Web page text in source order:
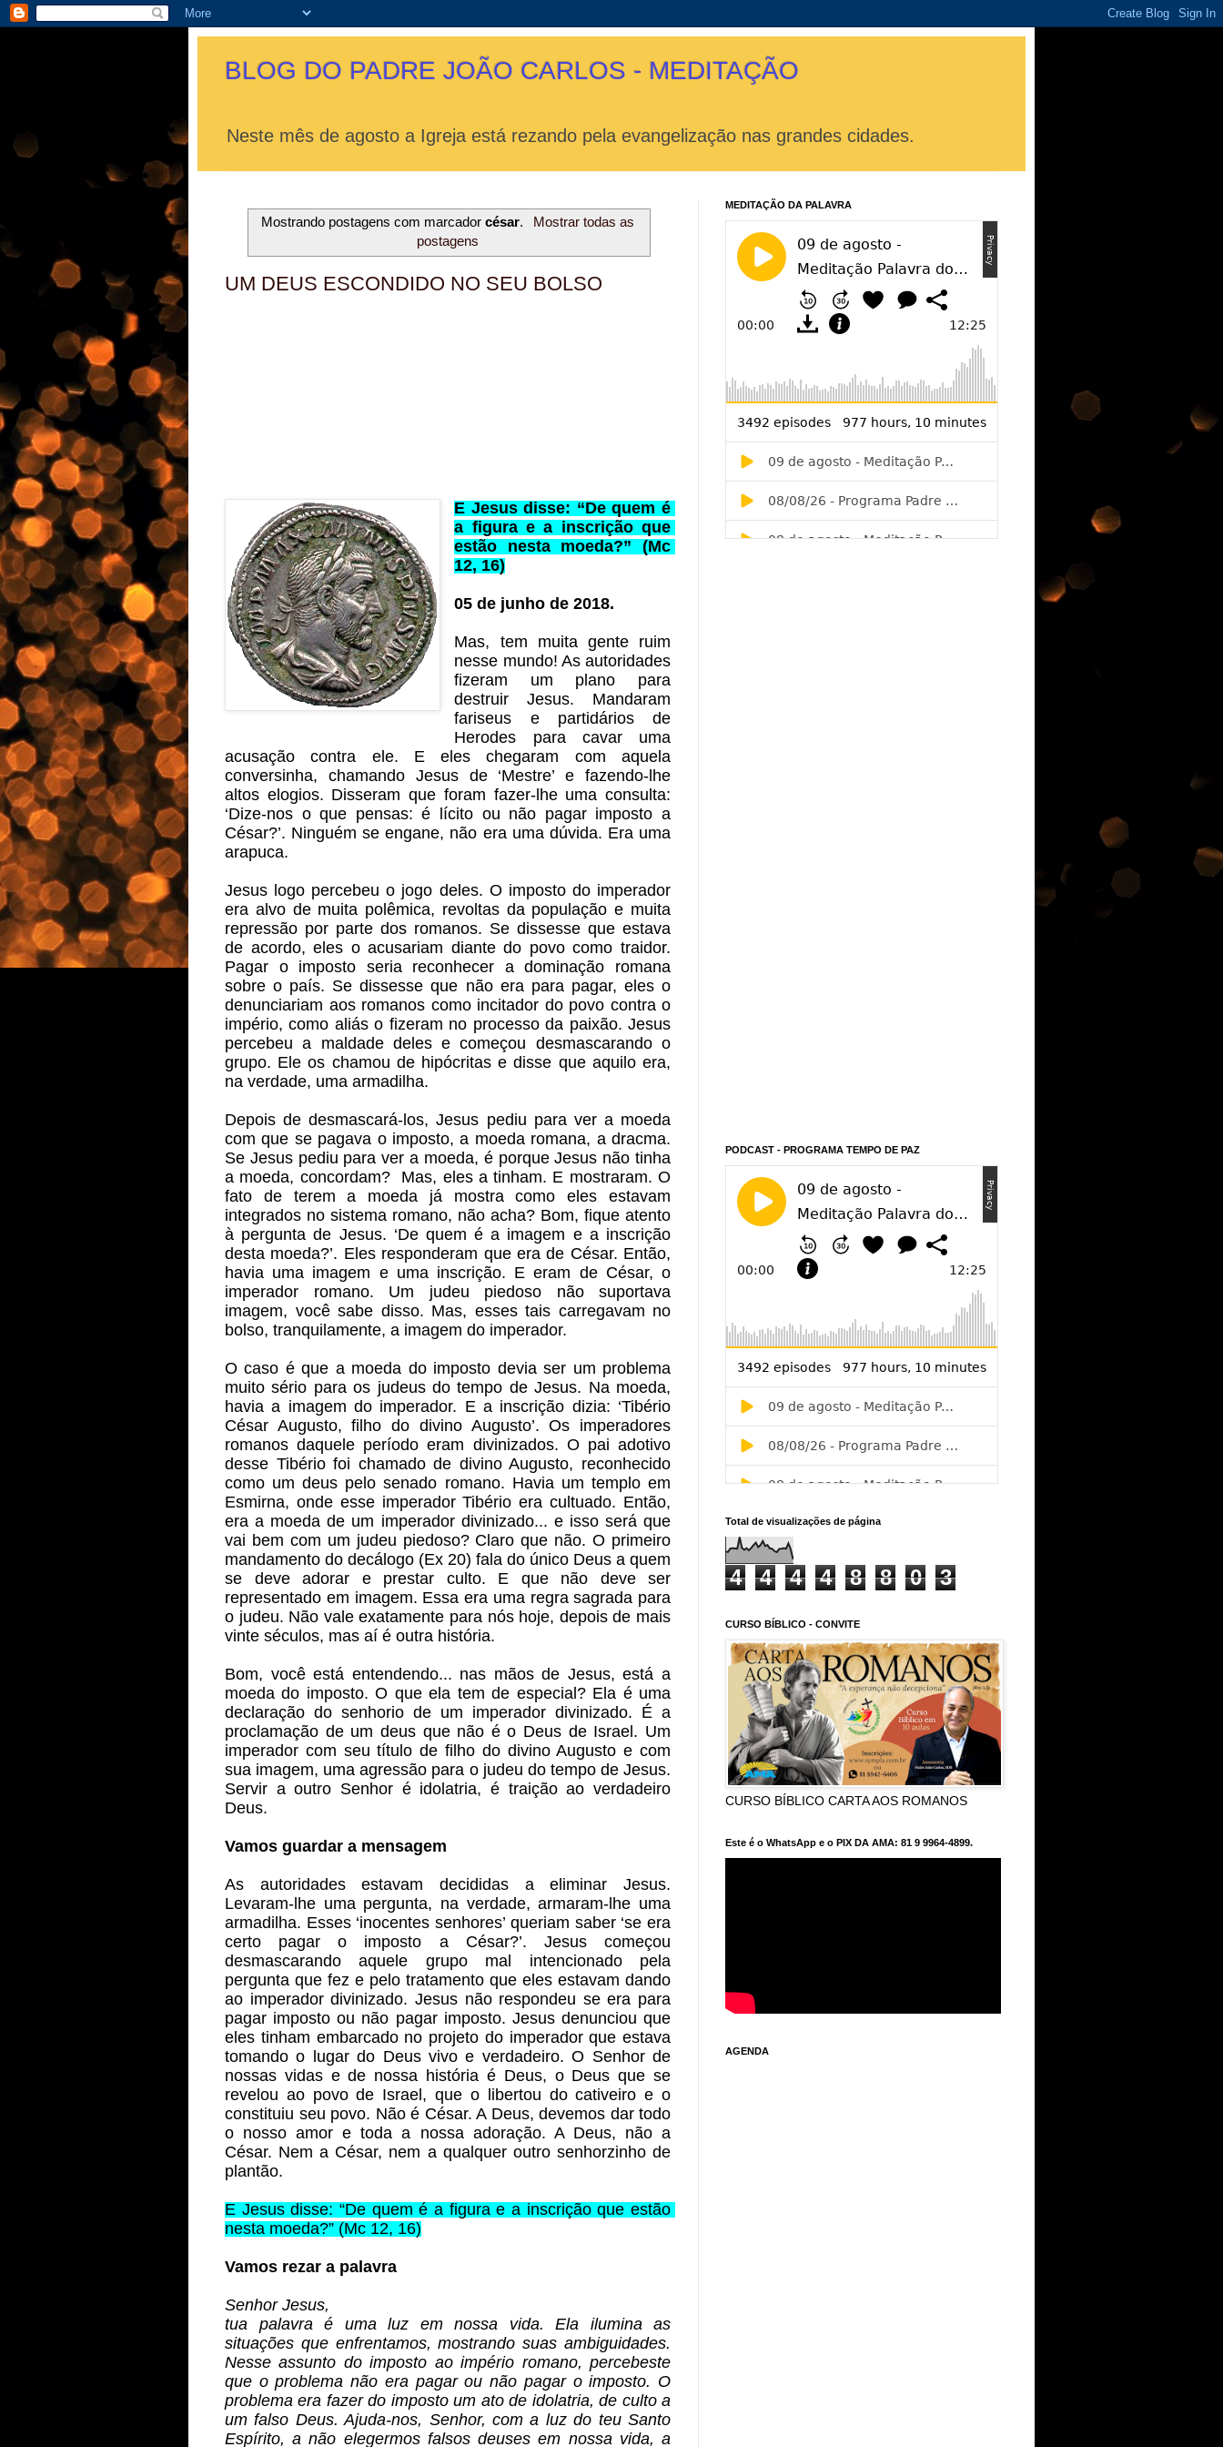
BLOG DO PADRE JOÃO CARLOS - MEDITAÇÃO
Neste mês de agosto a Igreja está rezando pela evangelização nas grandes cidades.
Mostrando postagens com marcadorcésar.
Mostrar todas as
postagens
UM DEUS ESCONDIDO NO SEU BOLSO
E Jesus disse: “De quem é
a figura e a inscrição que
estão nesta moeda?” (Mc
12, 16)
05 de junho de 2018.
Mas, tem muita gente ruim
nesse mundo! As autoridades
fizeram um plano para
destruir Jesus. Mandaram
fariseus e partidários de
Herodes para cavar uma
acusação contra ele. E eles chegaram com aquela
conversinha, chamando Jesus de ‘Mestre’ e fazendo-lhe
altos elogios. Disseram que foram fazer-lhe uma consulta:
‘Dize-nos o que pensas: é lícito ou não pagar imposto a
César?’. Ninguém se engane, não era uma dúvida. Era uma
arapuca.
Jesus logo percebeu o jogo deles. O imposto do imperador
era alvo de muita polêmica, revoltas da população e muita
repressão por parte dos romanos. Se dissesse que estava
de acordo, eles o acusariam diante do povo como traidor.
Pagar o imposto seria reconhecer a dominação romana
sobre o país. Se dissesse que não era para pagar, eles o
denunciariam aos romanos como incitador do povo contra o
império, como aliás o fizeram no processo da paixão. Jesus
percebeu a maldade deles e começou desmascarando o
grupo. Ele os chamou de hipócritas e disse que aquilo era,
na verdade, uma armadilha.
Depois de desmascará-los, Jesus pediu para ver a moeda
com que se pagava o imposto, a moeda romana, a dracma.
Se Jesus pediu para ver a moeda, é porque Jesus não tinha
a moeda, concordam?  Mas, eles a tinham. E mostraram. O
fato de terem a moeda já mostra como eles estavam
integrados no sistema romano, não acha? Bom, fique atento
à pergunta de Jesus. ‘De quem é a imagem e a inscrição
desta moeda?’. Eles responderam que era de César. Então,
havia uma imagem e uma inscrição. E eram de César, o
imperador romano. Um judeu piedoso não suportava
imagem, você sabe disso. Mas, esses tais carregavam no
bolso, tranquilamente, a imagem do imperador.
O caso é que a moeda do imposto devia ser um problema
muito sério para os judeus do tempo de Jesus. Na moeda,
havia a imagem do imperador. E a inscrição dizia: ‘Tibério
César Augusto, filho do divino Augusto’. Os imperadores
romanos daquele período eram divinizados. O pai adotivo
desse Tibério foi chamado de divino Augusto, reconhecido
como um deus pelo senado romano. Havia um templo em
Esmirna, onde esse imperador Tibério era cultuado. Então,
era a moeda de um imperador divinizado... e isso será que
vai bem com um judeu piedoso? Claro que não. O primeiro
mandamento do decálogo (Ex 20) fala do único Deus a quem
se deve adorar e prestar culto. E que não deve ser
representado em imagem. Essa era uma regra sagrada para
o judeu. Não vale exatamente para nós hoje, depois de mais
vinte séculos, mas aí é outra história.
Bom, você está entendendo... nas mãos de Jesus, está a
moeda do imposto. O que ela tem de especial? Ela é uma
declaração do senhorio de um imperador divinizado. É a
proclamação de um deus que não é o Deus de Israel. Um
imperador com seu título de filho do divino Augusto e com
sua imagem, uma agressão para o judeu do tempo de Jesus.
Servir a outro Senhor é idolatria, é traição ao verdadeiro
Deus.
Vamos guardar a mensagem
As autoridades estavam decididas a eliminar Jesus.
Levaram-lhe uma pergunta, na verdade, armaram-lhe uma
armadilha. Esses ‘inocentes senhores’ queriam saber ‘se era
certo pagar o imposto a César?’. Jesus começou
desmascarando aquele grupo mal intencionado pela
pergunta que fez e pelo tratamento que eles estavam dando
ao imperador divinizado. Jesus não respondeu se era para
pagar imposto ou não pagar imposto. Jesus denunciou que
eles tinham embarcado no projeto do imperador que estava
tomando o lugar do Deus vivo e verdadeiro. O Senhor de
nossas vidas e de nossa história é Deus, o Deus que se
revelou ao povo de Israel, que o libertou do cativeiro e o
constituiu seu povo. Não é César. A Deus, devemos dar todo
o nosso amor e toda a nossa adoração. A Deus, não a
César. Nem a César, nem a qualquer outro senhorzinho de
plantão.
E Jesus disse: “De quem é a figura e a inscrição que estão
nesta moeda?” (Mc 12, 16)
Vamos rezar a palavra
Senhor Jesus,
tua palavra é uma luz em nossa vida. Ela ilumina as
situações que enfrentamos, mostrando suas ambiguidades.
Nesse assunto do imposto ao império romano, percebeste
que o problema não era pagar ou não pagar o imposto. O
problema era fazer do imposto um ato de idolatria, de culto a
um falso Deus. Ajuda-nos, Senhor, com a luz do teu Santo
Espírito, a não elegermos falsos deuses em nossa vida, a
MEDITAÇÃO DA PALAVRA
PODCAST - PROGRAMA TEMPO DE PAZ
Total de visualizações de página
4 4 4 4 8 8 0 3
CURSO BÍBLICO - CONVITE
CURSO BÍBLICO CARTA AOS ROMANOS
Este é o WhatsApp e o PIX DA AMA: 81 9 9964-4899.
AGENDA